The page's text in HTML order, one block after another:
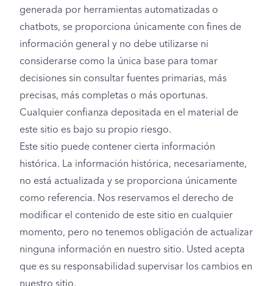
generada por herramientas automatizadas o
chatbots, se proporciona únicamente con fines de
información general y no debe utilizarse ni
considerarse como la única base para tomar
decisiones sin consultar fuentes primarias, más
precisas, más completas o más oportunas.
Cualquier confianza depositada en el material de
este sitio es bajo su propio riesgo.
Este sitio puede contener cierta información
histórica. La información histórica, necesariamente,
no está actualizada y se proporciona únicamente
como referencia. Nos reservamos el derecho de
modificar el contenido de este sitio en cualquier
momento, pero no tenemos obligación de actualizar
ninguna información en nuestro sitio. Usted acepta
que es su responsabilidad supervisar los cambios en